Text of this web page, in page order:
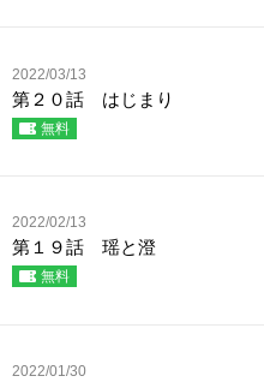
2022/03/13
第２０話 はじまり
無料
2022/02/13
第１９話 瑶と澄
無料
2022/01/30